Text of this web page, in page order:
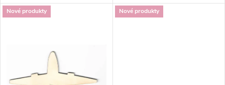
Nové produkty Nové produkty